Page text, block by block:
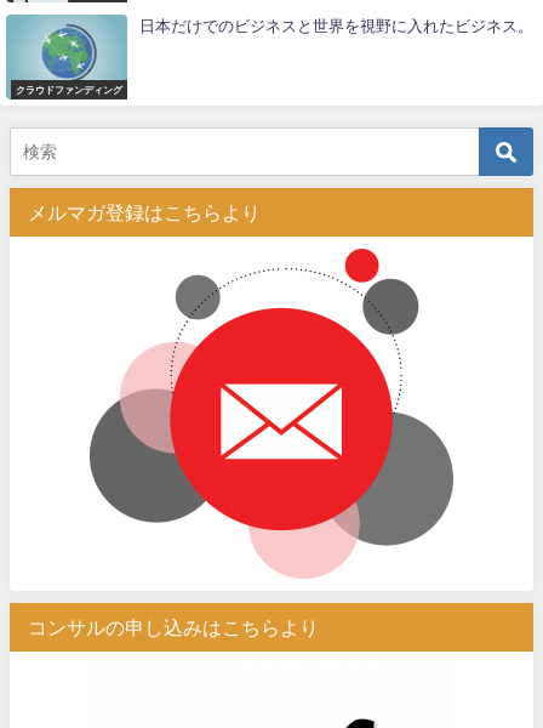
クラウドファンディング
日本だけでのビジネスと世界を視野に入れたビジネス。
メルマガ登録はこちらより
コンサルの申し込みはこちらより